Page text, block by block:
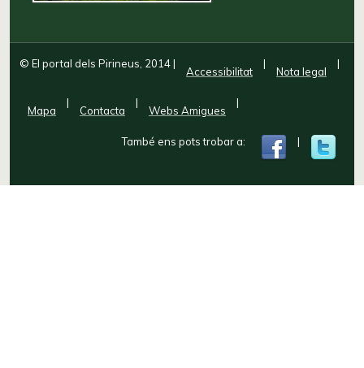
© El portal dels Pirineus, 2014|
Accessibilitat
|
Nota legal
|
Mapa
|
Contacta
|
Webs Amigues
|
També ens pots trobar a: |